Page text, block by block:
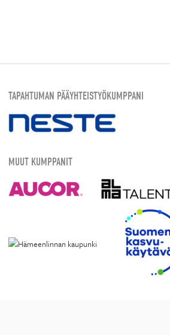
TAPAHTUMAN PÄÄYHTEISTYÖKUMPPANI
MUUT KUMPPANIT